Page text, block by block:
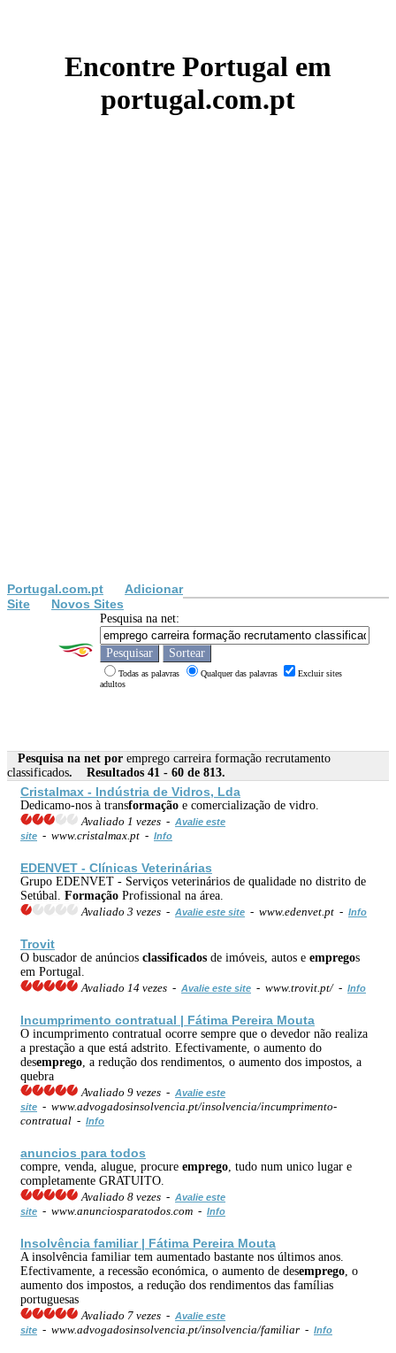
Encontre Portugal em
portugal.com.pt
Portugal.com.pt
Adicionar
Site
Novos Sites
Pesquisa na net:
Todas as palavras Qualquer das palavras
Excluir sites
adultos
Pesquisa na net por emprego carreira formação recrutamento
classificados. Resultados 41 - 60 de 813.
Cristalmax - Indústria de Vidros, Lda
Dedicamo-nos à transformação e comercialização de vidro.
Avaliado 1 vezes - Avalie este
site - www.cristalmax.pt - Info
EDENVET - Clínicas Veterinárias
Grupo EDENVET - Serviços veterinários de qualidade no distrito de
Setúbal. Formação Profissional na área.
Avaliado 3 vezes - Avalie este site - www.edenvet.pt - Info
Trovit
O buscador de anúncios classificados de imóveis, autos e empregos
em Portugal.
Avaliado 14 vezes - Avalie este site - www.trovit.pt/ - Info
Incumprimento contratual | Fátima Pereira Mouta
O incumprimento contratual ocorre sempre que o devedor não realiza
a prestação a que está adstrito. Efectivamente, o aumento do
desemprego , a redução dos rendimentos, o aumento dos impostos, a
quebra
Avaliado 9 vezes - Avalie este
site - www.advogadosinsolvencia.pt/insolvencia/incumprimento-
contratual - Info
anuncios para todos
compre, venda, alugue, procure emprego , tudo num unico lugar e
completamente GRATUITO.
Avaliado 8 vezes - Avalie este
site - www.anunciosparatodos.com - Info
Insolvência familiar | Fátima Pereira Mouta
A insolvência familiar tem aumentado bastante nos últimos anos.
Efectivamente, a recessão económica, o aumento de desemprego , o
aumento dos impostos, a redução dos rendimentos das famílias
portuguesas
Avaliado 7 vezes - Avalie este
site - www.advogadosinsolvencia.pt/insolvencia/familiar - Info